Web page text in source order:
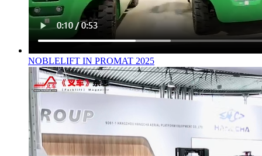
NOBLELIFT IN PROMAT 2025